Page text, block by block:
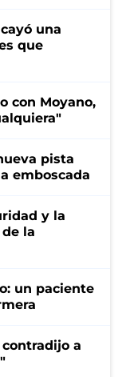
una
que
con Moyano,
pista
emboscada
y la
la
un paciente
a